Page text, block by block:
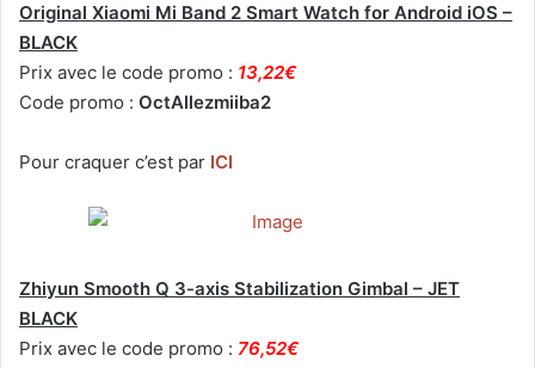
Original Xiaomi Mi Band 2 Smart Watch for Android iOS –
BLACK
Prix avec le code promo : 13,22€
Code promo : OctAllezmiiba2
Pour craquer c’est par ICI
Zhiyun Smooth Q 3-axis Stabilization Gimbal – JET
BLACK
Prix avec le code promo : 76,52€